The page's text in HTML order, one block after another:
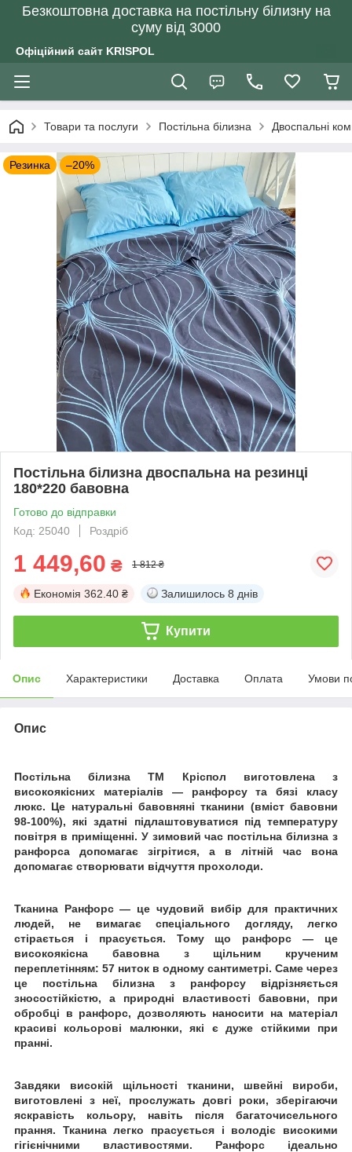
Безкоштовна доставка на постільну білизну на
суму від 3000
Офіційний сайт KRISPOL
Товари та послуги Постільна білизна Двоспальні
Резинка –20%
Постільна білизна двоспальна на резинці
180*220 бавовна
Готово до відправки
Код: 25040
Роздріб
1 449,60 ₴ 1 812 ₴
Економія 362.40 ₴ Залишилось 8 днів
Купити
Опис Характеристики Доставка Оплата Умови
Опис
Постільна білизна ТМ Кріспол виготовлена з
високоякісних матеріалів ― ранфорсу та бязі класу
люкс. Це натуральні бавовняні тканини (вміст бавовни
98-100%), які здатні підлаштовуватися під температуру
повітря в приміщенні. У зимовий час постільна білизна з
ранфорса допомагає зігрітися, а в літній час вона
допомагає створювати відчуття прохолоди.
Тканина Ранфорс ― це чудовий вибір для практичних
людей, не вимагає спеціального догляду, легко
стірається і прасується. Тому що ранфорс ― це
високоякісна бавовна з щільним крученим
переплетінням: 57 ниток в одному сантиметрі. Саме через
це постільна білизна з ранфорсу відрізняється
зносостійкістю, а природні властивості бавовни, при
обробці в ранфорс, дозволяють наносити на матеріал
красиві кольорові малюнки, які є дуже стійкими при
пранні.
Завдяки високій щільності тканини, швейні вироби,
виготовлені з неї, прослужать довгі роки, зберігаючи
яскравість кольору, навіть після багаточисельного
прання. Тканина легко прасується і володіє високими
гігієнічними властивостями. Ранфорс ідеально